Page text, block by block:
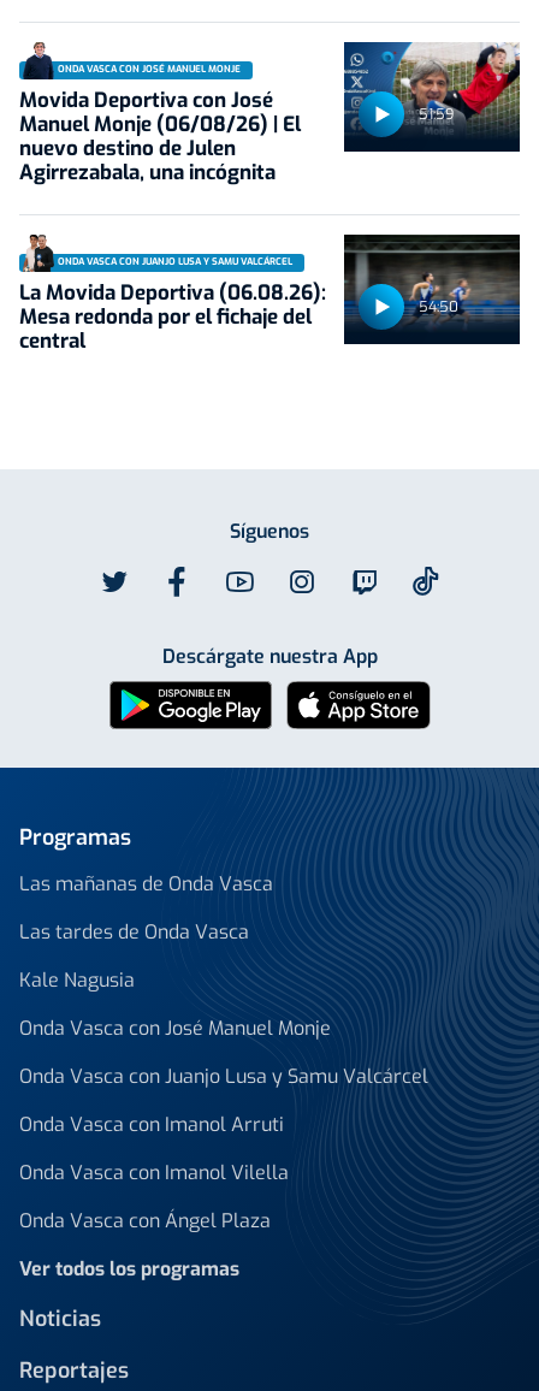
51:59
ONDA VASCA CON JOSÉ MANUEL MONJE
Movida Deportiva con José
Manuel Monje (06/08/26) | El
nuevo destino de Julen
Agirrezabala, una incógnita
54:50
ONDA VASCA CON JUANJO LUSA Y SAMU VALCÁRCEL
La Movida Deportiva (06.08.26):
Mesa redonda por el fichaje del
central
Síguenos
Descárgate nuestra App
Programas
Las mañanas de Onda Vasca
Las tardes de Onda Vasca
Kale Nagusia
Onda Vasca con José Manuel Monje
Onda Vasca con Juanjo Lusa y Samu Valcárcel
Onda Vasca con Imanol Arruti
Onda Vasca con Imanol Vilella
Onda Vasca con Ángel Plaza
Ver todos los programas
Noticias
Reportajes